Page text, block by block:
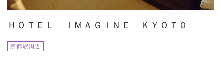
ＨＯＴＥＬ ＩＭＡＧＩＮＥ ＫＹＯＴＯ
京都駅周辺